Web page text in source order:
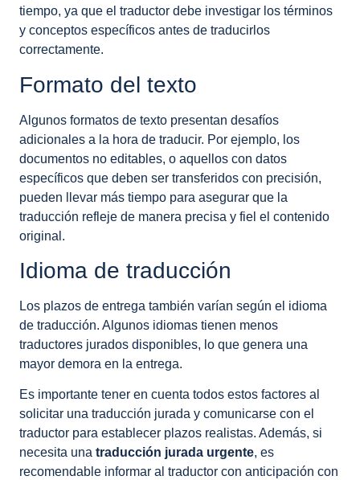
tiempo, ya que el traductor debe investigar los términos
y conceptos específicos antes de traducirlos
correctamente.
Formato del texto
Algunos formatos de texto presentan desafíos
adicionales a la hora de traducir. Por ejemplo, los
documentos no editables, o aquellos con datos
específicos que deben ser transferidos con precisión,
pueden llevar más tiempo para asegurar que la
traducción refleje de manera precisa y fiel el contenido
original.
Idioma de traducción
Los plazos de entrega también varían según el idioma
de traducción. Algunos idiomas tienen menos
traductores jurados disponibles, lo que genera una
mayor demora en la entrega.
Es importante tener en cuenta todos estos factores al
solicitar una traducción jurada y comunicarse con el
traductor para establecer plazos realistas. Además, si
necesita una traducción jurada urgente, es
recomendable informar al traductor con anticipación con